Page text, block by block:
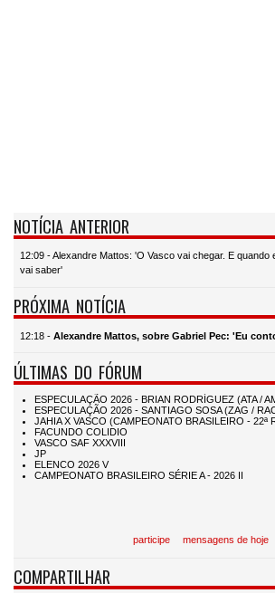
NOTÍCIA ANTERIOR
12:09 - Alexandre Mattos: 'O Vasco vai chegar. E quando
vai saber'
PRÓXIMA NOTÍCIA
12:18 - Alexandre Mattos, sobre Gabriel Pec: 'Eu
ÚLTIMAS DO FÓRUM
participe mensagens de hoje
COMPARTILHAR